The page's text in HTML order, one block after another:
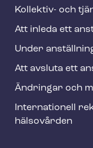
Kollektiv- och
Att inleda ett
Under
Att avsluta ett
Ändringar och
Internationell
hälsovården